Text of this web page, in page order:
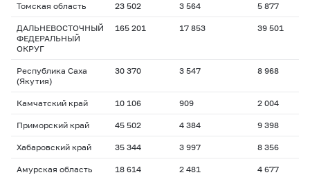
Томская область 23 502 3 564 5 877
ДАЛЬНЕВОСТОЧНЫЙ
ФЕДЕРАЛЬНЫЙ
ОКРУГ
165 201 17 853 39 501
Республика Саха
(Якутия)
30 370 3 547 8 968
Камчатский край 10 106 909 2 004
Приморский край 45 502 4 384 9 398
Хабаровский край 35 344 3 997 8 356
Амурская область 18 614 2 481 4 677